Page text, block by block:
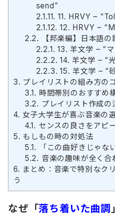
send”
2.1.11. 11. HRVY –
2.1.12. 12. HRVY –
2.2.
【邦楽編】日本語の
2.2.1. 13. 羊文学 – “
2.2.2. 14. 羊文学 – “
2.2.3. 15. 羊文学 – “
3. プレイリストの組み方の
3.1. 時間帯別のおすすめ
3.2. プレイリスト作成の
4. 女子大学生が喜ぶ音楽の
4.1. センスの良さをアピ
5. もしもの時の対処法
5.1.
「この曲好きじゃな
5.2. 音楽の趣味が全く合
6. まとめ：音楽で特別なク
う
なぜ「落ち着いた曲調